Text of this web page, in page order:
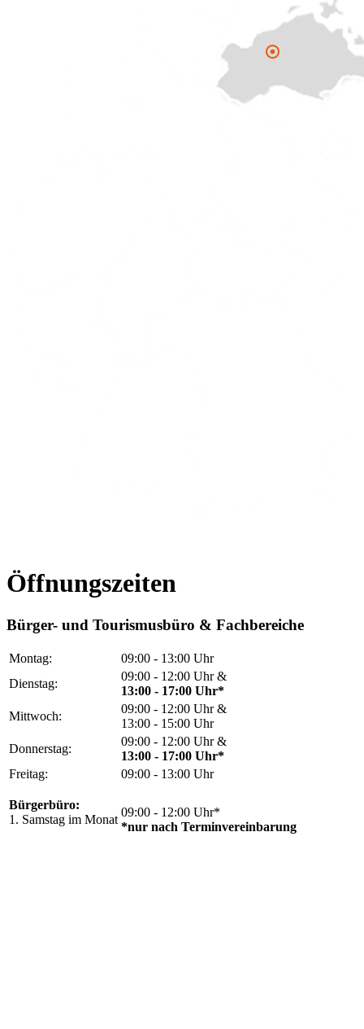
Öffnungszeiten
Bürger- und Tourismusbüro & Fachbereiche
Montag:
09:00 - 13:00 Uhr
Dienstag:
09:00 - 12:00 Uhr &
13:00 - 17:00 Uhr*
Mittwoch:
09:00 - 12:00 Uhr &
13:00 - 15:00 Uhr
Donnerstag:
09:00 - 12:00 Uhr &
13:00 - 17:00 Uhr*
Freitag:
09:00 - 13:00 Uhr
Bürgerbüro:
1. Samstag im Monat
09:00 - 12:00 Uhr*
*nur nach Terminvereinbarung